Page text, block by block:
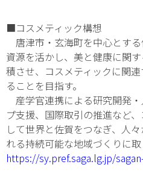
■コスメティック構想
唐津市・玄海町を中心とす
資源を活かし、美と健康に関
積させ、コスメティックに関
ることを目指す。
産学官連携による研究開発
プ支援、国際取引の推進など
して世界と佐賀をつなぎ、人
れる持続可能な地域づくりに取
https://sy.pref.saga.lg.jp/